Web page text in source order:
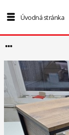
Úvodná stránka/